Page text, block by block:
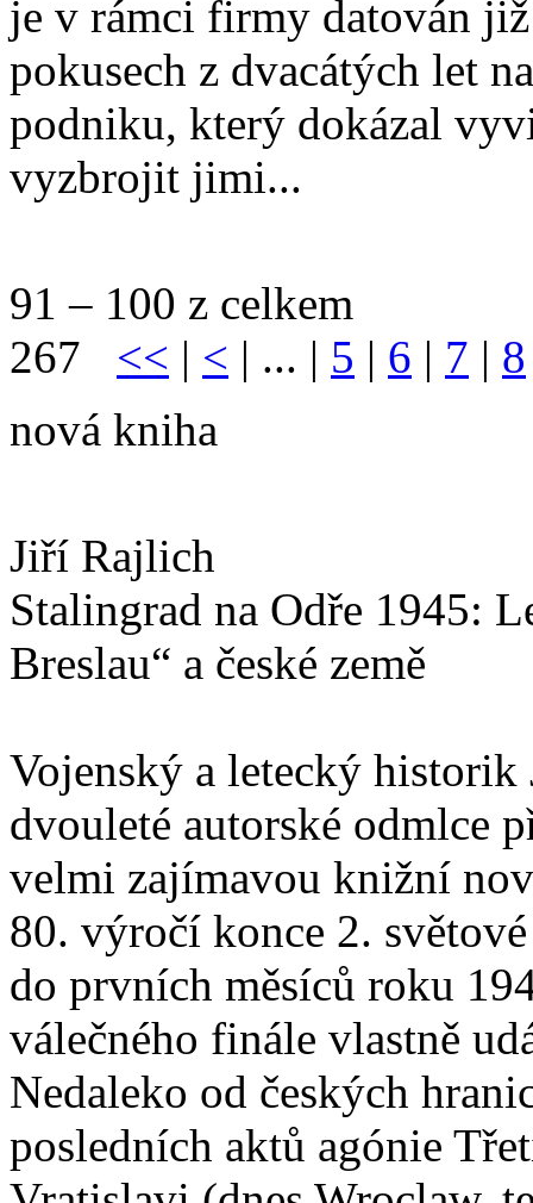
je v rámci firmy datován
pokusech z dvacátých let
podniku, který dokázal
vyzbrojit jimi...
91 – 100 z celkem
267 << | < | ... | 5 | 6 | 7 | 8
nová kniha
Jiří Rajlich
Stalingrad na Odře 1945:
Breslau“ a české země
Vojenský a letecký
dvouleté autorské odmlce
velmi zajímavou knižní
80. výročí konce 2.
do prvních měsíců roku
válečného finále vlastně
Nedaleko od českých
posledních aktů agónie